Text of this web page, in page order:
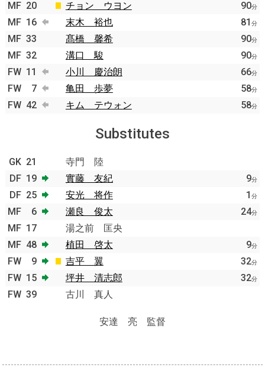
MF 20 チョン ウヨン 90分
MF 16 末木 裕也 81 分
MF 33 髙橋 馨希 90分
MF 32 溝口 駿 90分
FW 11 小川 慶治朗 66分
FW 7 亀田 歩夢 58分
FW 42 キム テウォン 58分
Substitutes
GK 21
寺門 陸
DF 19 實藤 友紀 9分
DF 25 安光 将作 1 分
MF 6 瀬良 俊太 24分
MF 17
湯之前 匡央
MF 48 植田 啓太 9分
FW 9 吉平 翼 32分
FW 15 坪井 清志郎 32分
FW 39 古川 真人
安達 亮 監督